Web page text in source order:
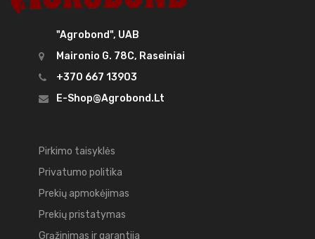
"Agrobond", UAB
Maironio G. 78C, Raseiniai
+370 667 13903
E-Shop@agrobond.lt
Pirkimo taisyklės
Privatumo politika
Prekių apmokėjimas
Prekių pristatymas
Grąžinimas ir garantija